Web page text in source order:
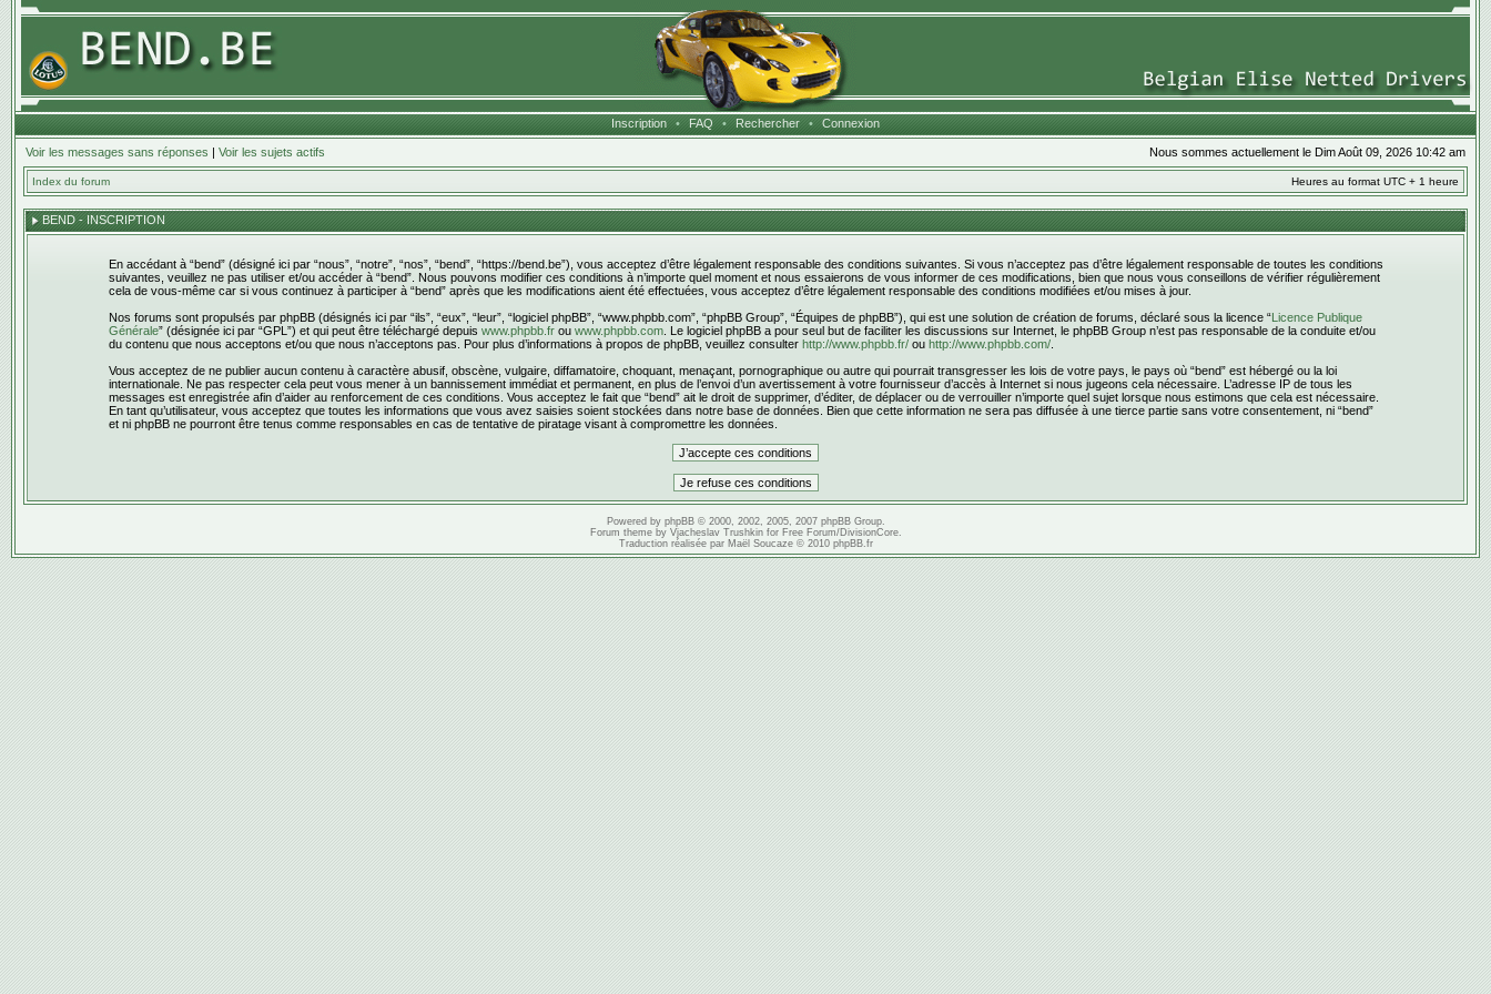
Inscription • FAQ • Rechercher • Connexion
Voir les messages sans réponses | Voir les sujets actifs Nous sommes actuellement le Dim Août 09, 2026 10:42 am
Index du forum Heures au format UTC + 1 heure
BEND - INSCRIPTION
En accédant à “bend” (désigné ici par “nous”, “notre”, “nos”, “bend”, “https://bend.be”), vous acceptez d’être légalement responsable des conditions suivantes. Si vous n’acceptez pas d’être légalement responsable de toutes les conditions
suivantes, veuillez ne pas utiliser et/ou accéder à “bend”. Nous pouvons modifier ces conditions à n’importe quel moment et nous essaierons de vous informer de ces modifications, bien que nous vous conseillons de vérifier régulièrement
cela de vous-même car si vous continuez à participer à “bend” après que les modifications aient été effectuées, vous acceptez d’être légalement responsable des conditions modifiées et/ou mises à jour.
Nos forums sont propulsés par phpBB (désignés ici par “ils”, “eux”, “leur”, “logiciel phpBB”, “www.phpbb.com”, “phpBB Group”, “Équipes de phpBB”), qui est une solution de création de forums, déclaré sous la licence “Licence Publique
Générale” (désignée ici par “GPL”) et qui peut être téléchargé depuis www.phpbb.frou www.phpbb.com. Le logiciel phpBB a pour seul but de faciliter les discussions sur Internet, le phpBB Group n’est pas responsable de la conduite et/ou
du contenu que nous acceptons et/ou que nous n’acceptons pas. Pour plus d’informations à propos de phpBB, veuillez consulter http://www.phpbb.fr/ou http://www.phpbb.com/.
Vous acceptez de ne publier aucun contenu à caractère abusif, obscène, vulgaire, diffamatoire, choquant, menaçant, pornographique ou autre qui pourrait transgresser les lois de votre pays, le pays où “bend” est hébergé ou la loi
internationale. Ne pas respecter cela peut vous mener à un bannissement immédiat et permanent, en plus de l’envoi d’un avertissement à votre fournisseur d’accès à Internet si nous jugeons cela nécessaire. L’adresse IP de tous les
messages est enregistrée afin d’aider au renforcement de ces conditions. Vous acceptez le fait que “bend” ait le droit de supprimer, d’éditer, de déplacer ou de verrouiller n’importe quel sujet lorsque nous estimons que cela est nécessaire.
En tant qu’utilisateur, vous acceptez que toutes les informations que vous avez saisies soient stockées dans notre base de données. Bien que cette information ne sera pas diffusée à une tierce partie sans votre consentement, ni “bend”
et ni phpBB ne pourront être tenus comme responsables en cas de tentative de piratage visant à compromettre les données.
Powered by phpBB© 2000, 2002, 2005, 2007 phpBB Group.
Forum theme by Vjacheslav Trushkinfor Free Forum/DivisionCore.
Traduction réalisée par Maël Soucaze© 2010 phpBB.fr